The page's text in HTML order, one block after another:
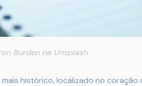
Burdenna Unsplash
histórico, localizado no coração